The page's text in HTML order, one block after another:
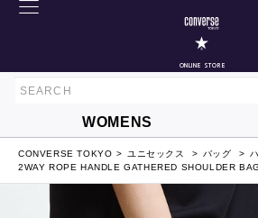
ONLINE STORE
WOMENS
CONVERSE TOKYO ユニセックス バッグ
2WAY ROPE HANDLE GATHERED SHOULDER BAG